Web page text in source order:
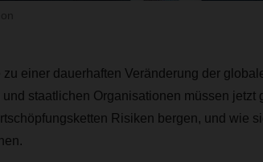
einer dauerhaften Veränderung der
staatlichen Organisationen müssen jetzt
Risiken bergen, und wie